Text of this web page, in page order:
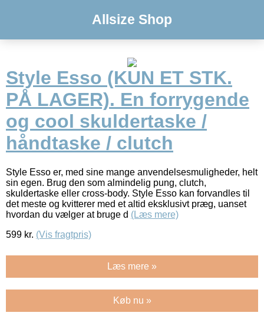
Allsize Shop
Style Esso (KUN ET STK.
PÅ LAGER). En forrygende
og cool skuldertaske /
håndtaske / clutch
Style Esso er, med sine mange anvendelsesmuligheder, helt
sin egen. Brug den som almindelig pung, clutch,
skuldertaske eller cross-body. Style Esso kan forvandles til
det meste og kvitterer med et altid eksklusivt præg, uanset
hvordan du vælger at bruge d (Læs mere)
599 kr. (Vis fragtpris)
Læs mere »
Køb nu »